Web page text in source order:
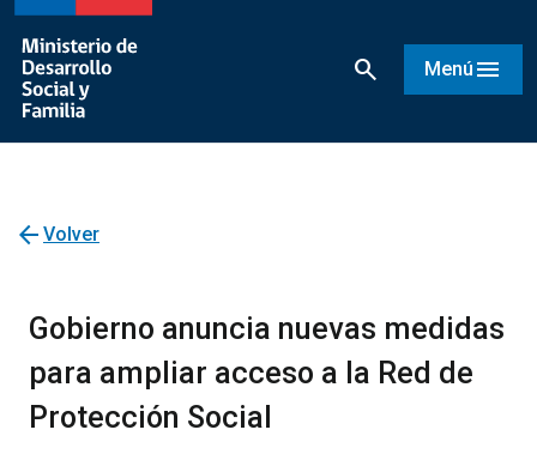
search Menú menu
arrow_back Volver
Gobierno anuncia nuevas medidas
para ampliar acceso a la Red de
Protección Social